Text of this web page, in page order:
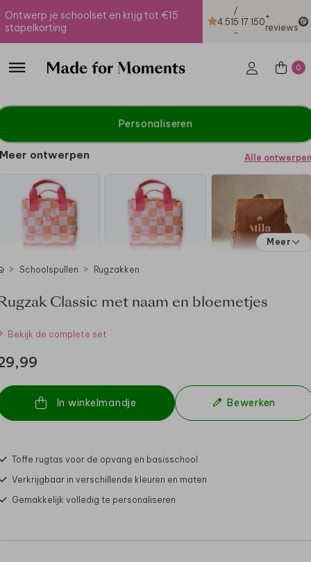
Ontwerp je schoolset en krijg tot €15
stapelkorting
4.51
/
5
-
17.150+
reviews
0
Personaliseren
Meer ontwerpen Alle ontwerpen
Meer
Schoolspullen Rugzakken
Classic met naam en bloemetjes
Bekijk de complete set
In winkelmandje Bewerken
Toffe rugtas voor de opvang en basisschool
Verkrijgbaar in verschillende kleuren en maten
Gemakkelijk volledig te personaliseren